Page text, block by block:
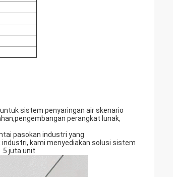
sistem penyaringan air skenario
perangkat lunak,
pasokan industri yang
kami menyediakan solusi sistem
juta unit.